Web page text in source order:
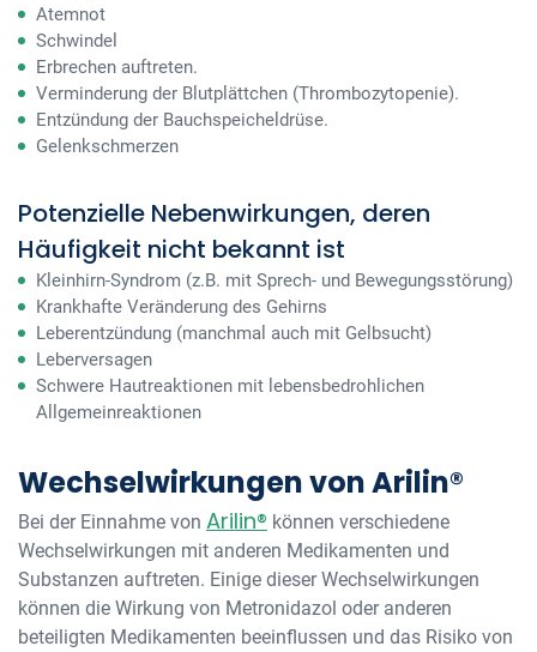
Atemnot
Schwindel
Erbrechen auftreten.
Verminderung der Blutplättchen (Thrombozytopenie).
Entzündung der Bauchspeicheldrüse.
Gelenkschmerzen
Potenzielle Nebenwirkungen, deren
Häufigkeit nicht bekannt ist
Kleinhirn-Syndrom (z.B. mit Sprech- und Bewegungsstörung)
Krankhafte Veränderung des Gehirns
Leberentzündung (manchmal auch mit Gelbsucht)
Leberversagen
Schwere Hautreaktionen mit lebensbedrohlichen
Allgemeinreaktionen
Wechselwirkungen von Arilin®
Bei der Einnahme von Arilin® können verschiedene
Wechselwirkungen mit anderen Medikamenten und
Substanzen auftreten. Einige dieser Wechselwirkungen
können die Wirkung von Metronidazol oder anderen
beteiligten Medikamenten beeinflussen und das Risiko von